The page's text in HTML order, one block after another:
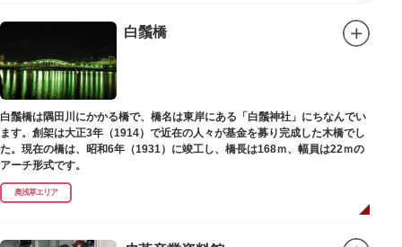
鶴岡八幡宮にあった仏教の守護神である広目天（こうもくてん）と持国天
（じこくてん）の像を二天門に安置。これに伴い、正式名称が随身門から二
天門に変更されました。
その後、第二次世界大戦により2柱の像は焼失。現在は、上野の寛永寺（か
んえいじ）の四代将軍徳川家綱霊廟にあった持国天と増長天（ぞうちょうて
ん）の像が祀られています。持国天と増長天は、四天王と呼ばれる仏さまと
して知られていますが、四天王は仏教の守護神であることから武装した姿。
どちらも、鎌倉時代以降に流行した複数の木材を組み合わせる技法「寄木
造」により造られています。
白鬚橋
白鬚橋は隅田川にかかる橋で、橋名は東岸にある「白鬚神社」にちなんでい
ます。創架は大正3年（1914）で近在の人々が基金を募り完成した木橋でし
た。現在の橋は、昭和6年（1931）に竣工し、橋長は168ｍ、幅員は22ｍの
アーチ形式です。
奥浅草エリア